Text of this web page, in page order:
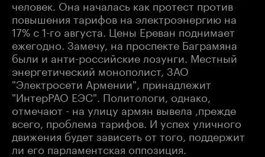
человек. Она началась как протест против
повышения тарифов на электроэнергию на
17% с 1-го августа. Цены Ереван поднимает
ежегодно. Замечу, на проспекте Баграмяна
были и анти-российские лозунги. Местный
энергетический монополист, ЗАО
"Электросети Армении", принадлежит
"ИнтерРАО ЕЭС". Политологи, однако,
отмечают - на улицу армян вывела ,прежде
всего, проблема тарифов. И успех уличного
движения будет зависеть от того, поддержит
ли его парламентская оппозиция.